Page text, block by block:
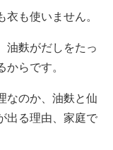
も使いません。
油麩がだしをたっ
らです。
なのか、油麩と仙
出る理由、家庭で